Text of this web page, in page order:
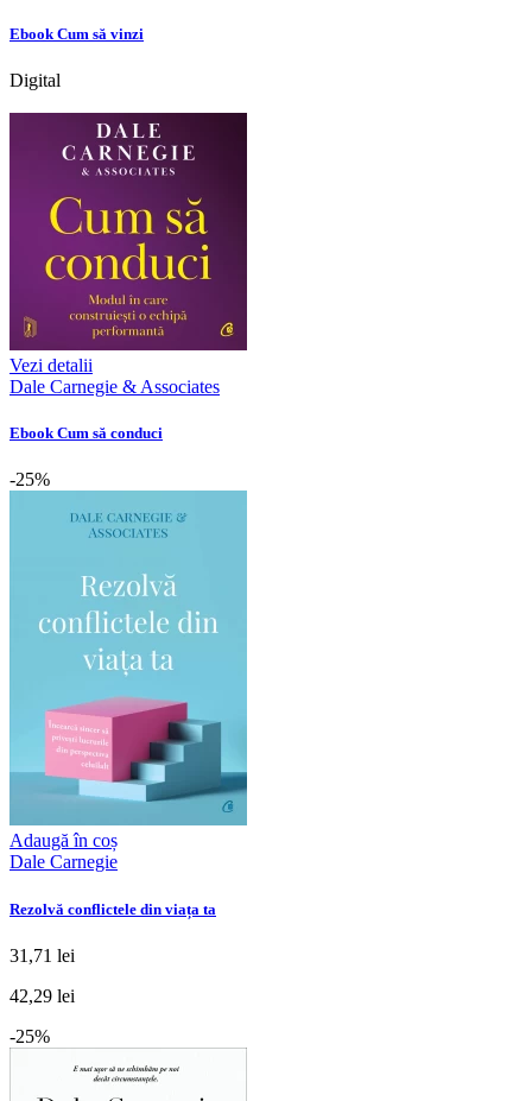
Ebook Cum să vinzi
Digital
Vezi detalii
Dale Carnegie & Associates
Ebook Cum să conduci
-25%
Adaugă în coș
Dale Carnegie
Rezolvă conflictele din viața ta
31,71 lei
42,29 lei
-25%